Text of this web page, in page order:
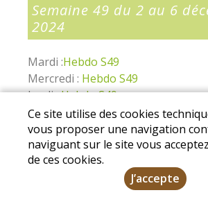
Semaine 49 du 2 au 6
2024
Mardi :Hebdo S49
Mercredi : Hebdo S49
Jeudi :Hebdo S49
Vendredi :Hebdo S49
Mardi/Mercredi/Jeudi/Vendredi :
paniers fruits
Semaine 48 du 25 au 29
Ce site utilise des cookies
vous proposer une navigation
naviguant sur le site vous
de ces cookies.
J’accepte